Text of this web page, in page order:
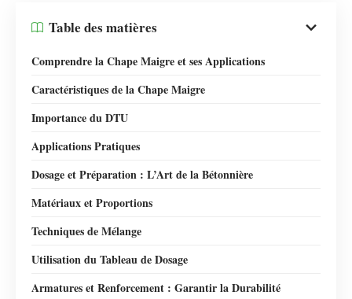
Table des matières
Comprendre la Chape Maigre et ses Applications
Caractéristiques de la Chape Maigre
Importance du DTU
Applications Pratiques
Dosage et Préparation : L’Art de la Bétonnière
Matériaux et Proportions
Techniques de Mélange
Utilisation du Tableau de Dosage
Armatures et Renforcement : Garantir la Durabilité